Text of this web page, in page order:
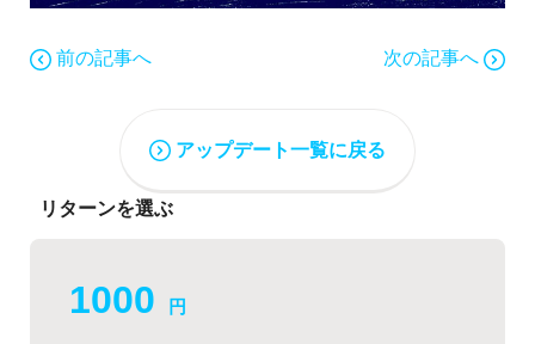
前の記事へ 次の記事へ
アップデート一覧に戻る
リターンを選ぶ
1000 円